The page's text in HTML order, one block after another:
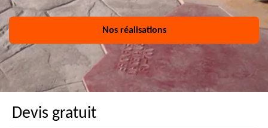
Nos réalisations
Devis gratuit